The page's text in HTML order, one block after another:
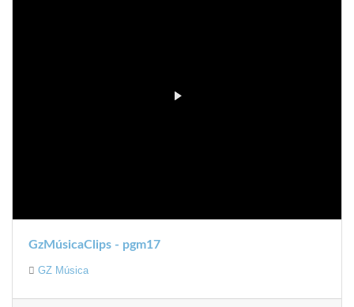
GzMúsicaClips - pgm17
GZ Música